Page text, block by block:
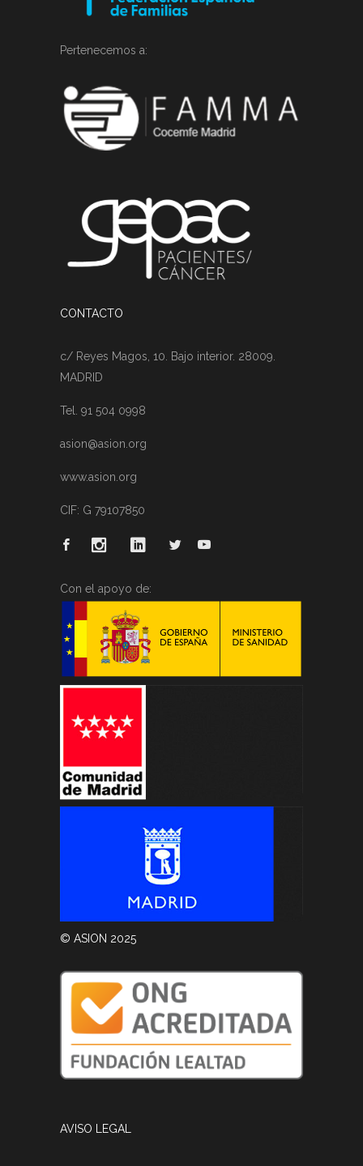
Pertenecemos a:
CONTACTO
c/ Reyes Magos, 10. Bajo interior. 28009.
MADRID
Tel. 91 504 0998
asion@asion.org
www.asion.org
CIF: G 79107850
Con el apoyo de:
© ASION 2025
AVISO LEGAL